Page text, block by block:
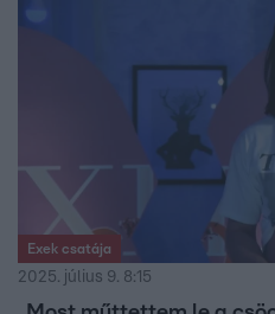
Exek csatája
2025. július 9. 8:15